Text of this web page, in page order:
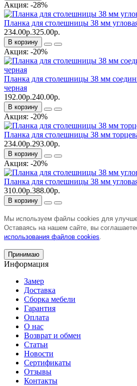
Акция: -28%
Планка для столешницы 38 мм
234.00р.325.00р.
В корзину
Акция: -20%
Планка для столешницы 38 мм
черная
192.00р.240.00р.
В корзину
Акция: -20%
Планка для столешницы 38 мм
234.00р.293.00р.
В корзину
Акция: -20%
Планка для столешницы 38 мм
310.00р.388.00р.
В корзину
Мы используем файлы cookies для
Оставаясь на нашем сайте, вы
использования файлов cookies.
Принимаю
Информация
Замер
Доставка
Сборка мебели
Гарантия
Оплата
О нас
Возврат и обмен
Статьи
Новости
Сертификаты
Отзывы
Контакты